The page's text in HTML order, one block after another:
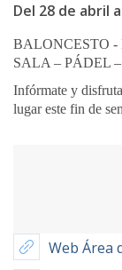
Del 28 de abril
BALONCESTO
SALA – PÁDEL
Infórmate y
lugar este fin de
Web Área